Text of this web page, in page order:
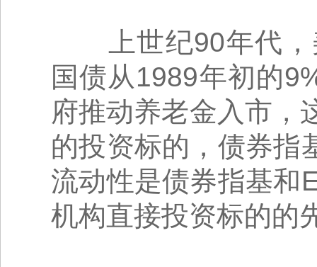
上世纪90年代，
国债从1989年初的
府推动养老金入市，
的投资标的，债券指
流动性是债券指基和
机构直接投资标的的